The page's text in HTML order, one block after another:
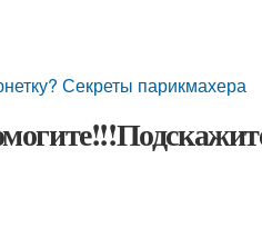
Секреты парикмахера